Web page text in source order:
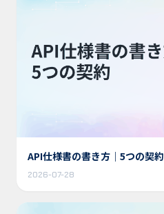
API仕様書の書き方｜5つの契約
2026-07-28